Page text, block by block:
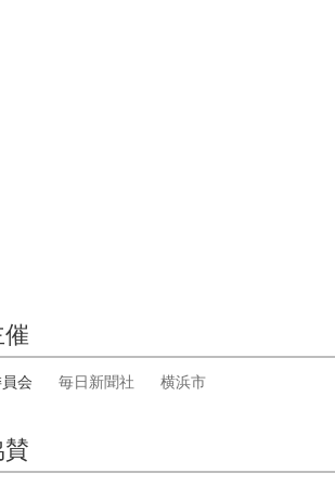
催
会 毎日新聞社 横浜市